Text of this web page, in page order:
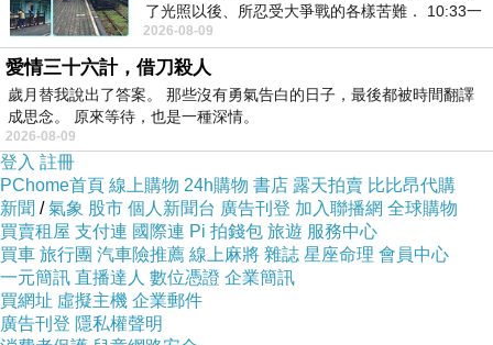
爾不？」答言：「實爾世尊。」佛種種訶責已，
告諸比丘：「往昔有城名得叉尸羅，時彼城中彼
婆羅門，有一特牛行疾多力，復有居士亦有一
牛，與彼無異。二人便共捔二牛力。要不如者，
賭金錢五十。彼婆羅門牛即便得勝，於是居士聽
失金錢，更得五牛倍勝前者，重斷倍賭。彼婆羅
門即語牛言：『彼居士更得一牛，其力非凡欲倍
賭之，汝能為不？』答言：『我能。』即集一處
捔二牛力，時婆羅門恐牛不如，便毀呰摧齟，曲
了光照以後、所忍受大爭戰的各樣苦難． 10:33一
面被毀謗、遭患難、成了戲景、叫眾人
2026-08-09
愛情三十六計，借刀殺人
歲月替我說出了答案。 那些沒有勇氣告白的日子，最後都被時間翻譯
成思念。 原來等待，也是一種深情。
2026-08-09
登入 註冊
PChome首頁 線上購物 24h購物 書店 露天拍賣 比比昂代購
新聞 /氣象 股市 個人新聞台 廣告刊登 加入聯播網 全球購物
買賣租屋 支付連 國際連 Pi 拍錢包 旅遊 服務中心
買車 旅行團 汽車險推薦 線上麻將 雜誌 星座命理 會員中心
一元簡訊 直播達人 數位憑證 企業簡訊
買網址 虛擬主機 企業郵件
廣告刊登 隱私權聲明